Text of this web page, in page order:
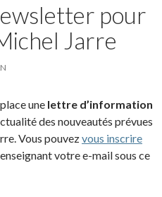
pour
Jarre
une lettre d’information
des nouveautés prévues
Vous pouvezvous inscrire
votre e-mail sous ce